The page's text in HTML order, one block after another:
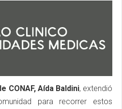
CONAF, Aída Baldini, extendió
para recorrer estos